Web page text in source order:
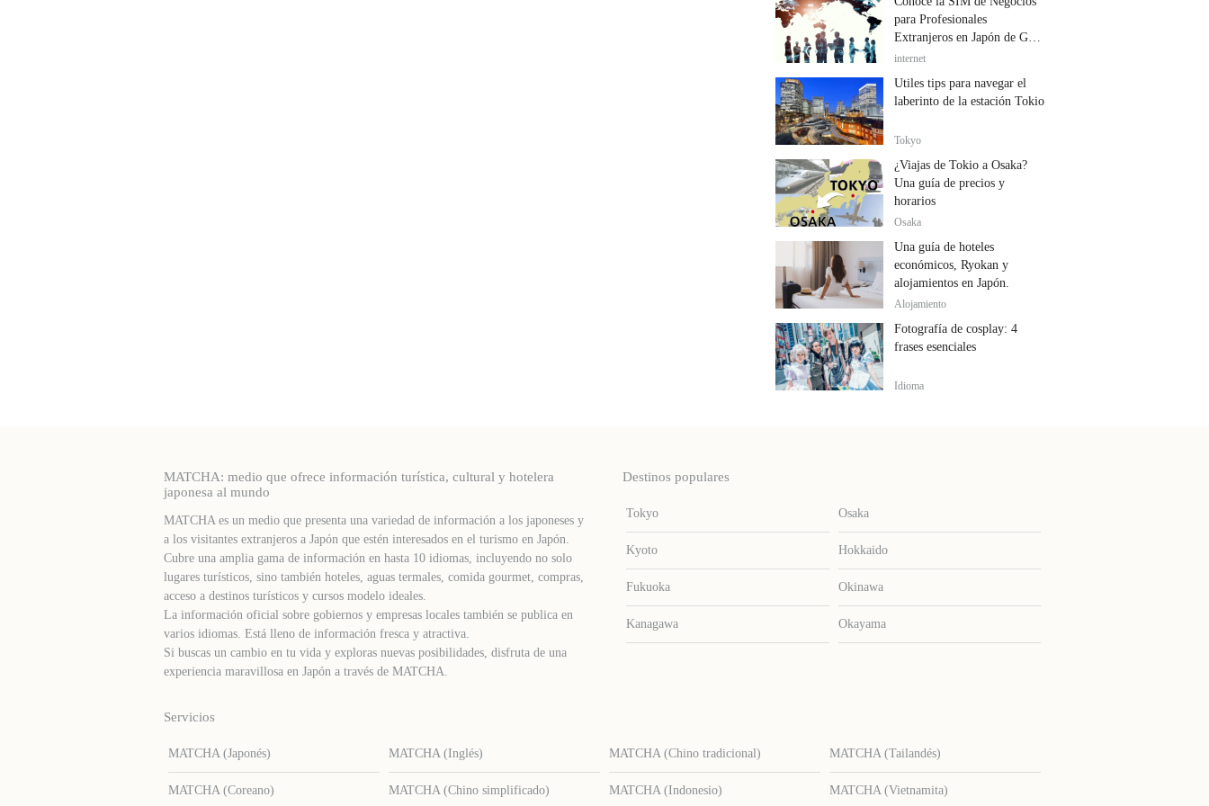
para Profesionales
Extranjeros en Japón de GTN
Mobile
internet
Útiles tips para navegar el
laberinto de la estación Tokio
Tokyo
¿Viajas de Tokio a Osaka?
Una guía de precios y
horarios
Osaka
Una guía de hoteles
económicos, Ryokan y
alojamientos en Japón.
Alojamiento
Fotografía de cosplay: 4
frases esenciales
Idioma
MATCHA: medio que ofrece información turística, cultural y hotelera
japonesa al mundo
MATCHA es un medio que presenta una variedad de información a los japoneses y
a los visitantes extranjeros a Japón que estén interesados ​​en el turismo en Japón.
Cubre una amplia gama de información en hasta 10 idiomas, incluyendo no solo
lugares turísticos, sino también hoteles, aguas termales, comida gourmet, compras,
acceso a destinos turísticos y cursos modelo ideales.
La información oficial sobre gobiernos y empresas locales también se publica en
varios idiomas. Está lleno de información fresca y atractiva.
Si buscas un cambio en tu vida y exploras nuevas posibilidades, disfruta de una
experiencia maravillosa en Japón a través de MATCHA.
Destinos populares
Tokyo Osaka
Kyoto Hokkaido
Fukuoka Okinawa
Kanagawa Okayama
Servicios
MATCHA (Japonés) MATCHA (Inglés) MATCHA (Chino tradicional) MATCHA (Tailandés)
MATCHA (Coreano) MATCHA (Chino simplificado) MATCHA (Indonesio) MATCHA (Vietnamita)